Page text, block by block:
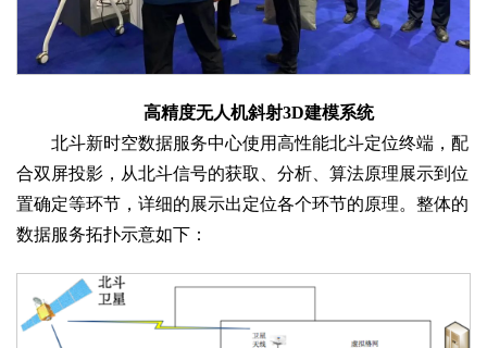
高精度无人机斜射3D建模系统
北斗新时空数据服务中心使用高性能北斗定位终端，配
合双屏投影，从北斗信号的获取、分析、算法原理展示到位
置确定等环节，详细的展示出定位各个环节的原理。整体的
数据服务拓扑示意如下：